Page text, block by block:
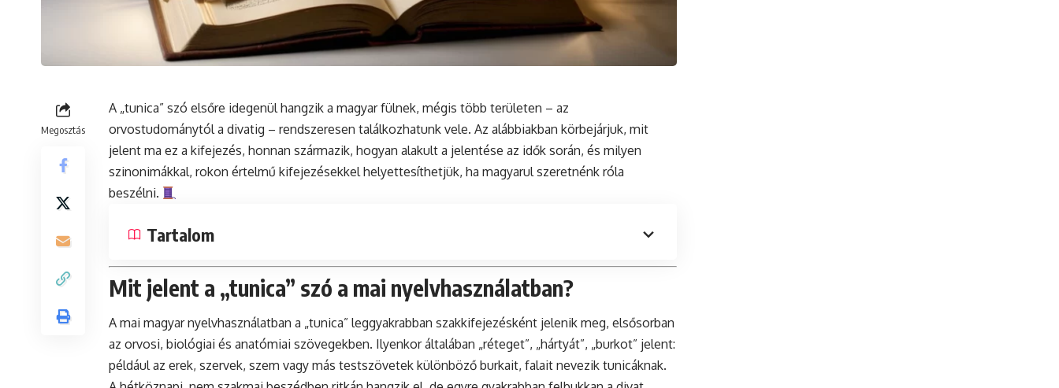
Megosztás
A „tunica” szó elsőre idegenül hangzik a magyar fülnek, mégis több területen – az
orvostudománytól a divatig – rendszeresen találkozhatunk vele. Az alábbiakban körbejárjuk, mit
jelent ma ez a kifejezés, honnan származik, hogyan alakult a jelentése az idők során, és milyen
szinonimákkal, rokon értelmű kifejezésekkel helyettesíthetjük, ha magyarul szeretnénk róla
beszélni.
Tartalom
Mit jelent a „tunica” szó a mai nyelvhasználatban?
A mai magyar nyelvhasználatban a „tunica” leggyakrabban szakkifejezésként jelenik meg, elsősorban
az orvosi, biológiai és anatómiai szövegekben. Ilyenkor általában „réteget”, „hártyát”, „burkot” jelent:
például az erek, szervek, szem vagy más testszövetek különböző burkait, falait nevezik tunicáknak.